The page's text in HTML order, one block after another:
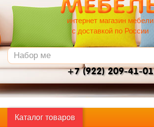
интернет магазин мебели
с доставкой по России
+7 (922) 209-41-01
Каталог товаров